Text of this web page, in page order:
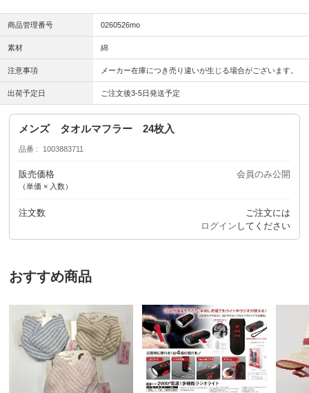
商品管理番号 0260526mo
素材 綿
注意事項 メーカー在庫につき売り違いが生じる場合がございます。
出荷予定日 ご注文後3-5日発送予定
メンズ タオルマフラー 24枚入
品番 1003883711
販売価格
（単価 × 入数）
会員のみ公開
注文数
ご注文には
ログイン してください
おすすめ商品